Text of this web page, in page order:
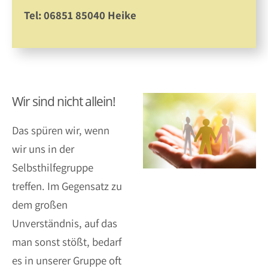
Tel: 06851 85040 Heike
Wir sind nicht allein!
Das spüren wir, wenn
wir uns in der
Selbsthilfegruppe
treffen. Im Gegensatz zu
dem großen
Unverständnis, auf das
man sonst stößt, bedarf
es in unserer Gruppe oft